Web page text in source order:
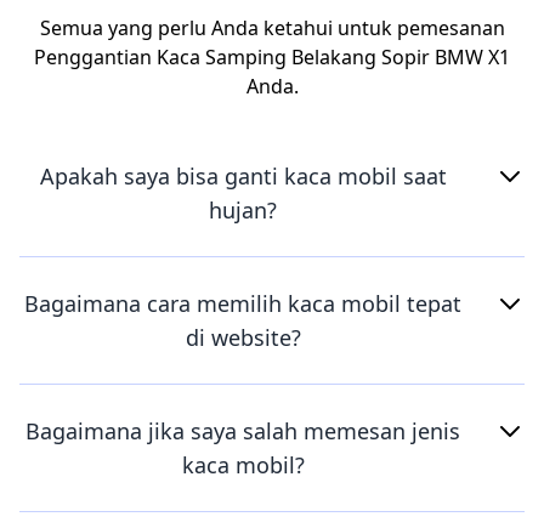
Semua yang perlu Anda ketahui untuk pemesanan
Penggantian Kaca Samping Belakang Sopir BMW X1
Anda.
Apakah saya bisa ganti kaca mobil saat
hujan?
Bagaimana cara memilih kaca mobil tepat
di website?
Bagaimana jika saya salah memesan jenis
kaca mobil?